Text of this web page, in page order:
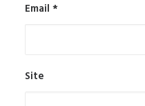
Email *
Site